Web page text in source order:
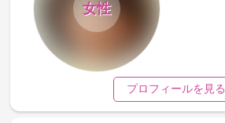
女性
プロフィールを見る